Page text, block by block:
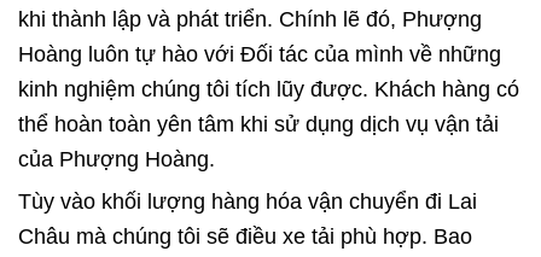
khi thành lập và phát triển. Chính lẽ đó, Phượng
Hoàng luôn tự hào với Đối tác của mình về những
kinh nghiệm chúng tôi tích lũy được. Khách hàng có
thể hoàn toàn yên tâm khi sử dụng dịch vụ vận tải
của Phượng Hoàng.
Tùy vào khối lượng hàng hóa vận chuyển đi Lai
Châu mà chúng tôi sẽ điều xe tải phù hợp. Bao